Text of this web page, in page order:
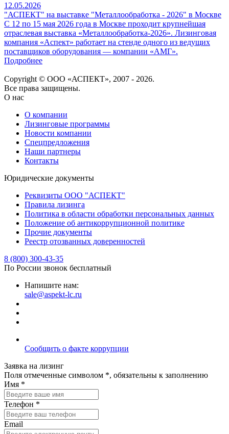
12.05.2026
"АСПЕКТ" на выставке "Металлообработка - 2026" в Москве
С 12 по 15 мая 2026 года в Москве проходит крупнейшая
отраслевая выставка «Металлообработка‑2026». Лизинговая
компания «Аспект» работает на стенде одного из ведущих
поставщиков оборудования — компании «АМГ».
Подробнее
Copyright © ООО «АСПЕКТ», 2007 - 2026.
Все права защищены.
О нас
О компании
Лизинговые программы
Новости компании
Спецпредложения
Наши партнеры
Контакты
Юридические документы
Реквизиты ООО "АСПЕКТ"
Правила лизинга
Политика в области обработки персональных данных
Положение об антикоррупционной политике
Прочие документы
Реестр отозванных доверенностей
8 (800) 300-43-35
По России звонок бесплатный
Напишите нам:
sale@aspekt-lc.ru
Сообщить о факте коррупции
Заявка на лизинг
Поля отмеченные символом *, обязательны к заполнению
Имя *
Телефон *
Email